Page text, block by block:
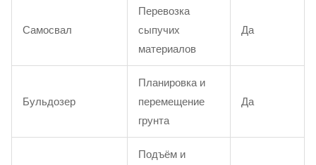
Самосвал
Перевозка
сыпучих
материалов
Да
Бульдозер
Планировка и
перемещение
грунта
Да
Подъём и